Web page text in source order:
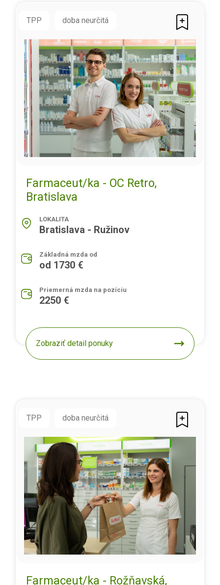
TPP doba neurčitá
Farmaceut/ka - OC Retro,
Bratislava
LOKALITA
Bratislava - Ružinov
Základná mzda od
od 1730 €
Priemerná mzda na pozíciu
2250 €
Zobraziť detail ponuky
TPP doba neurčitá
Farmaceut/ka - Rožňavská,